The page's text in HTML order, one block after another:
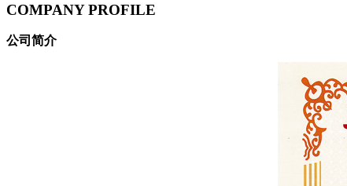
COMPANY PROFILE
公司简介